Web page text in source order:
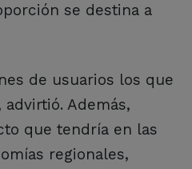
se destina a
de usuarios los que
Además,
que tendría en las
regionales,